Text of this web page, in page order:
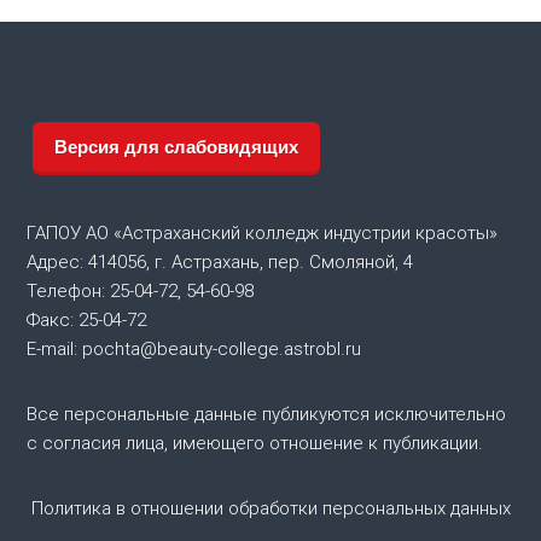
и
а
ц
и
я
п
о
з
а
Версия для слабовидящих
ГАПОУ АО «Астраханский колледж индустрии красоты»
Адрес: 414056, г. Астрахань, пер. Смоляной, 4
Телефон: 25-04-72, 54-60-98
Факс: 25-04-72
E-mail: pochta@beauty-college.astrobl.ru
Все персональные данные публикуются исключительно
с согласия лица, имеющего отношение к публикации.
Политика в отношении обработки персональных данных